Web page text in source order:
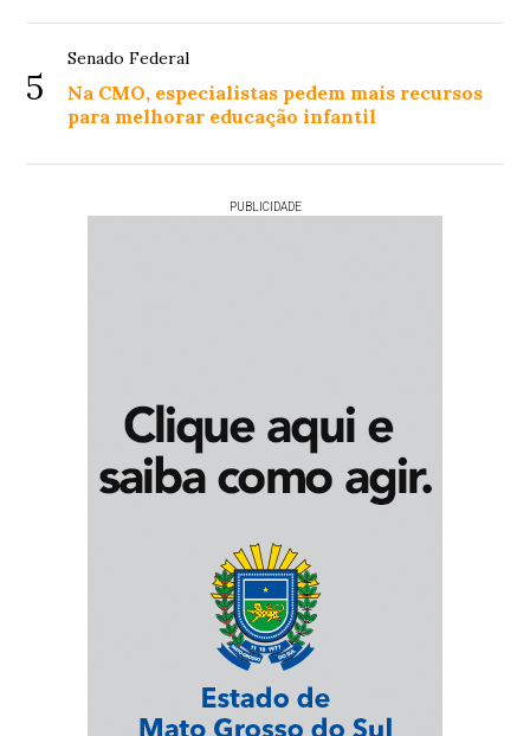
5
Senado Federal
Na CMO, especialistas pedem mais recursos
para melhorar educação infantil
PUBLICIDADE